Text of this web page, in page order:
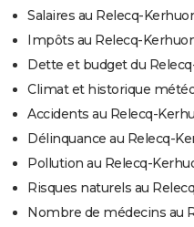
Salaires au Relecq-
Impôts au Relecq-
Dette et budget du
Climat et historique
Accidents au Relecq-
Délinquance au Relecq-
Pollution au Relecq-
Risques naturels au
Nombre de médecins au